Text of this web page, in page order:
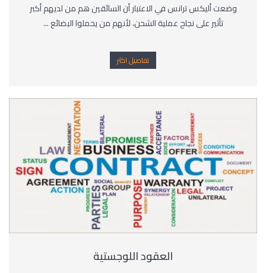
وضعت أليكس ترانس في الاعتبار أن السائقين هم من لديهم أكبر
تأثير على نجاح عملية الشحن، لأنهم من يحملوا البضائع ...
تفاصيل اكثر
العقود اللوجستية